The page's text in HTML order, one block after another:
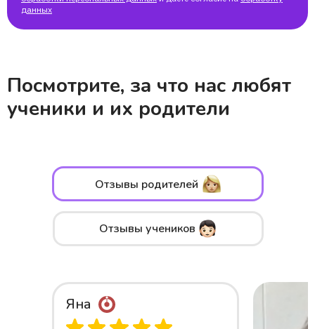
данных
Посмотрите, за что нас любят
ученики и их родители